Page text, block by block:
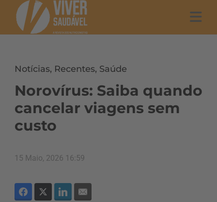
Notícias, Recentes, Saúde
Norovírus: Saiba quando
cancelar viagens sem
custo
15 Maio, 2026 16:59